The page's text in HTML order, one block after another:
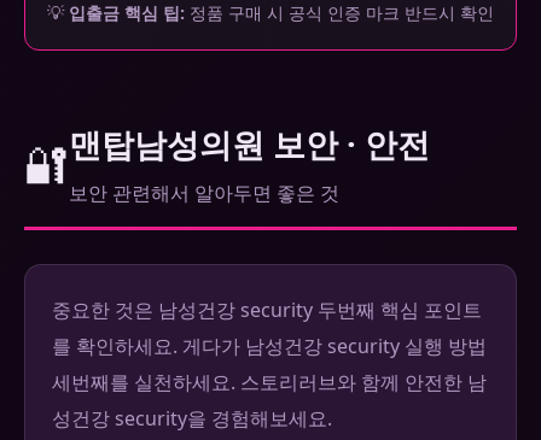
💡 입출금 핵심 팁: 정품 구매 시 공식 인증 마크 반드시 확인
🔐맨탑남성의원 보안 · 안전
보안 관련해서 알아두면 좋은 것
중요한 것은 남성건강 security 두번째 핵심 포인트
를 확인하세요. 게다가 남성건강 security 실행 방법
세번째를 실천하세요. 스토리러브와 함께 안전한 남
성건강 security을 경험해보세요.